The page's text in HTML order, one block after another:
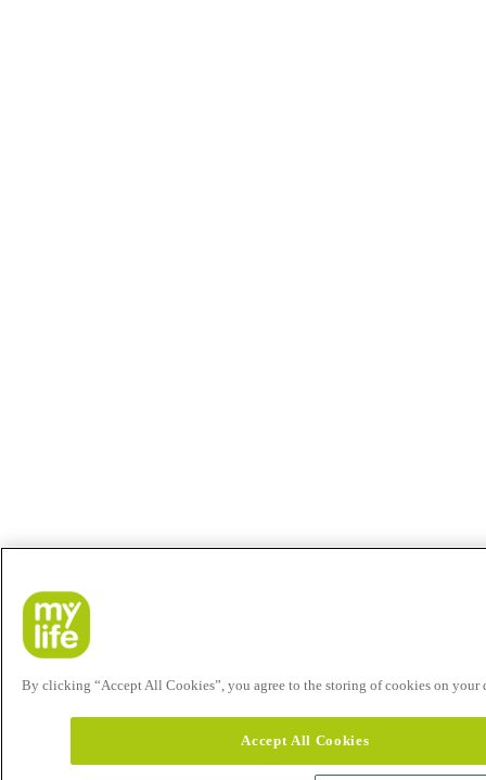
By clicking “Accept All Cookies”, you agree to the storing of cookies on your
Accept All Cookies